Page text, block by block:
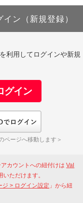
ン（新規登録）
利用してログインや新規
ページへ移動します＞
カウントへの紐付けはVal
いただけます。
ジ > ログイン設定 」から紐